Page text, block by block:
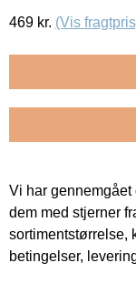
469 kr. (Vis
Vi har
dem med stjerner
sortimentstørrelse,
betingelser,